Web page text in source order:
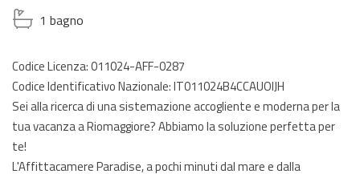
1 bagno
Codice Licenza: 011024-AFF-0287
Codice Identificativo Nazionale: IT011024B4CCAUOIJH
Sei alla ricerca di una sistemazione accogliente e moderna per la
tua vacanza a Riomaggiore? Abbiamo la soluzione perfetta per
te!
L'Affittacamere Paradise, a pochi minuti dal mare e dalla